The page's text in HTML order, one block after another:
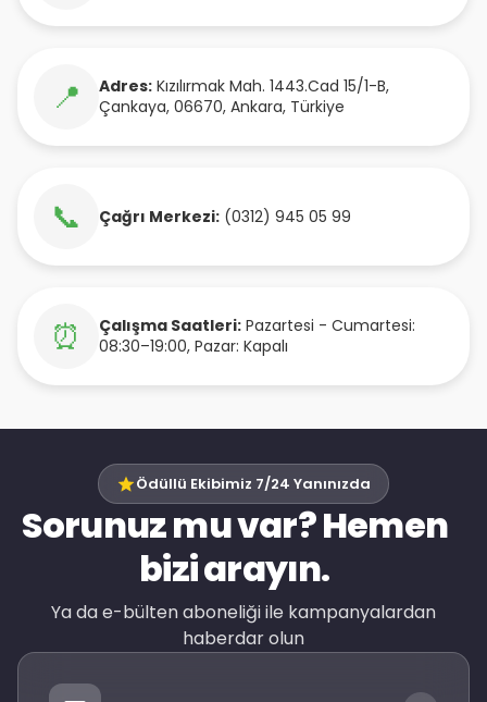
📍 Adres: Kızılırmak Mah. 1443.Cad 15/1-B,
Çankaya, 06670, Ankara, Türkiye
📞 Çağrı Merkezi: (0312) 945 05 99
⏰ Çalışma Saatleri: Pazartesi - Cumartesi:
08:30–19:00, Pazar: Kapalı
Ödüllü Ekibimiz 7/24 Yanınızda
Sorunuz mu var? Hemen
bizi arayın.
Ya da e-bülten aboneliği ile kampanyalardan
haberdar olun